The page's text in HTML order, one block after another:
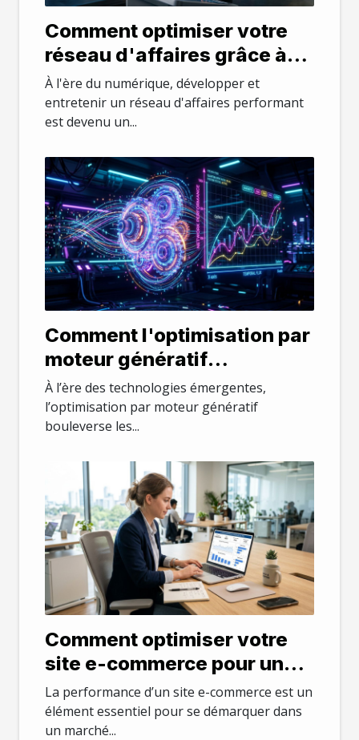
Comment optimiser votre
réseau d'affaires grâce à
des stratégies numériques
innovantes ?
À l'ère du numérique, développer et
entretenir un réseau d'affaires performant
est devenu un...
Comment l'optimisation par
moteur génératif
transforme-t-elle la
visibilité en ligne ?
À l’ère des technologies émergentes,
l’optimisation par moteur génératif
bouleverse les...
Comment optimiser votre
site e-commerce pour une
meilleure performance ?
La performance d’un site e-commerce est un
élément essentiel pour se démarquer dans
un marché...